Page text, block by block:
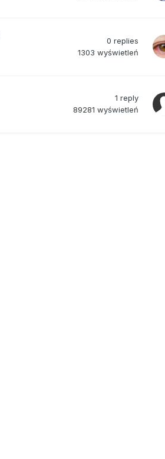
0 replies
1303 wyświetleń
1 reply
89281 wyświetleń